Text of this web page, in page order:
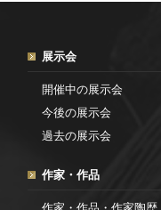
展示会
開催中の展示会
今後の展示会
過去の展示会
作家・作品